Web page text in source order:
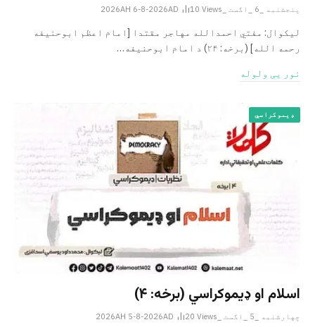
پنجشنبه _6 _اگست _2026AH 6-8-2026AD 10 Views
لیکوال: مفتي احمدالله مهاجر مقتدا [امام اعظم ابوحنیفه
رحمه الله‎] (برخه: ۲۴) د امام ابوحنيفه…
نور یی ولوله
ډیموکراسي
اسلام او ډیموکراسي (برخه: ۴)
چهارشنبه _5 _اگست _2026AH 5-8-2026AD 20 Views